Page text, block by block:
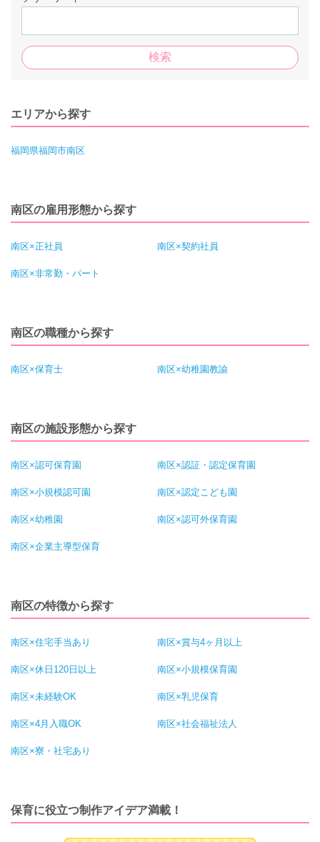
エリアから探す
福岡県福岡市南区
南区の雇用形態から探す
南区×正社員 南区×契約社員
南区×非常勤・パート
南区の職種から探す
南区×保育士 南区×幼稚園教諭
南区の施設形態から探す
南区×認可保育園 南区×認証・認定保育園
南区×小規模認可園 南区×認定こども園
南区×幼稚園 南区×認可外保育園
南区×企業主導型保育
南区の特徴から探す
南区×住宅手当あり 南区×賞与4ヶ月以上
南区×休日120日以上 南区×小規模保育園
南区×未経験OK 南区×乳児保育
南区×4月入職OK 南区×社会福祉法人
南区×寮・社宅あり
保育に役立つ制作アイデア満載！